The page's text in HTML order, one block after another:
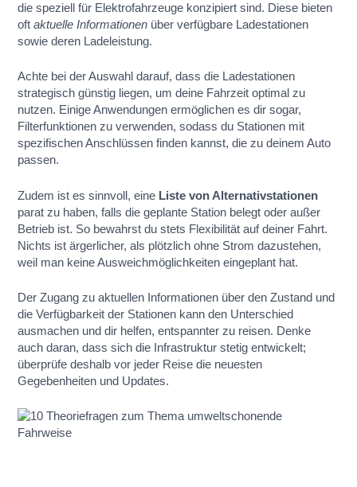
die speziell für Elektrofahrzeuge konzipiert sind. Diese bieten
oftaktuelle Informationen über verfügbare Ladestationen
sowie deren Ladeleistung.
Achte bei der Auswahl darauf, dass die Ladestationen
strategisch günstig liegen, um deine Fahrzeit optimal zu
nutzen. Einige Anwendungen ermöglichen es dir sogar,
Filterfunktionen zu verwenden, sodass du Stationen mit
spezifischen Anschlüssen finden kannst, die zu deinem Auto
passen.
Zudem ist es sinnvoll, eine Liste von Alternativstationen
parat zu haben, falls die geplante Station belegt oder außer
Betrieb ist. So bewahrst du stets Flexibilität auf deiner Fahrt.
Nichts ist ärgerlicher, als plötzlich ohne Strom dazustehen,
weil man keine Ausweichmöglichkeiten eingeplant hat.
Der Zugang zu aktuellen Informationen über den Zustand und
die Verfügbarkeit der Stationen kann den Unterschied
ausmachen und dir helfen, entspannter zu reisen. Denke
auch daran, dass sich die Infrastruktur stetig entwickelt;
überprüfe deshalb vor jeder Reise die neuesten
Gegebenheiten und Updates.